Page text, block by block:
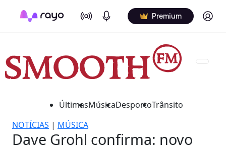
On Air Podcasts Premium Log in
ÚltimasMúsicaDesportoTrânsito
NOTÍCIAS | MÚSICA
Dave Grohl confirma: novo